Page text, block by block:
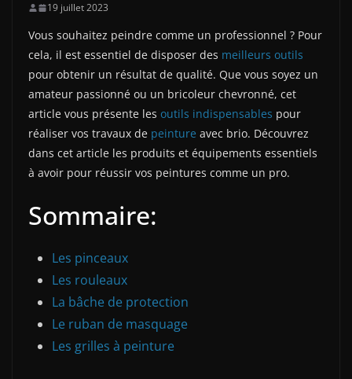
19 juillet 2023
Vous souhaitez peindre comme un professionnel ? Pour
cela, il est essentiel de disposer des meilleurs outils
pour obtenir un résultat de qualité. Que vous soyez un
amateur passionné ou un bricoleur chevronné, cet
article vous présente les outils indispensables pour
réaliser vos travaux de peinture avec brio. Découvrez
dans cet article les produits et équipements essentiels
à avoir pour réussir vos peintures comme un pro.
Sommaire:
Les pinceaux
Les rouleaux
La bâche de protection
Le ruban de masquage
Les grilles à peinture